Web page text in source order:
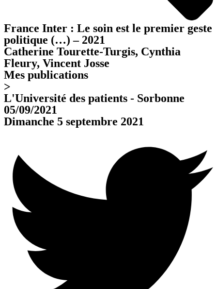
France Inter : Le soin est le premier geste
politique (…) – 2021
Catherine Tourette-Turgis, Cynthia
Fleury, Vincent Josse
Mes publications
>
L'Université des patients - Sorbonne
05/09/2021
Dimanche 5 septembre 2021